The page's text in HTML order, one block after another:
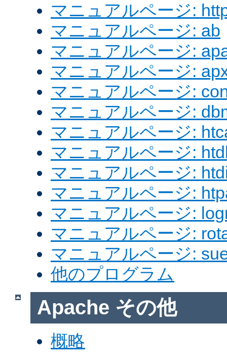
マニュアルページ:
マニュアルページ: ab
マニュアルページ:
マニュアルページ:
マニュアルページ:
マニュアルページ:
マニュアルページ:
マニュアルページ:
マニュアルページ:
マニュアルページ:
マニュアルページ:
マニュアルページ:
マニュアルページ:
他のプログラム
Apache その他
概略